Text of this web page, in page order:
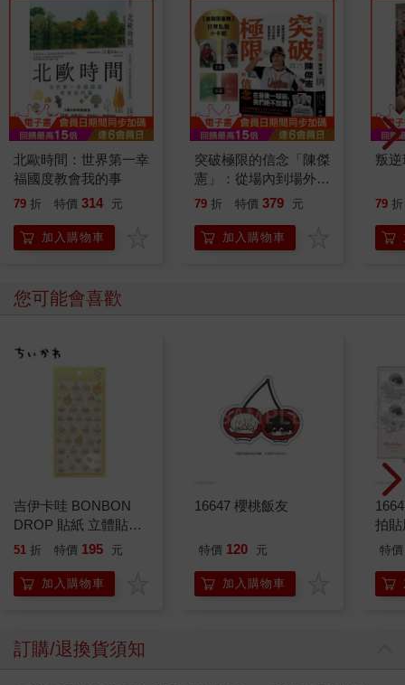
北歐時間：世界第一幸
福國度教會我的事
79 折 特價 314 元
加入購物車
突破極限的信念「陳傑
憲」：從場內到場外，
台灣隊長全力以赴的堅
「日常私服小卡組」）
79 折 特價 379 元
加入購物車
叛
79 折
您可能會喜歡
吉伊卡哇 BONBON
DROP 貼紙 立體貼紙
水晶貼紙 手帳貼 裝飾
兔兔 Chiikawa
51 折 特價 195 元
加入購物車
16647 櫻桃飯友
特價 120 元
加入購物車
拍
特價
訂購/退換貨須知